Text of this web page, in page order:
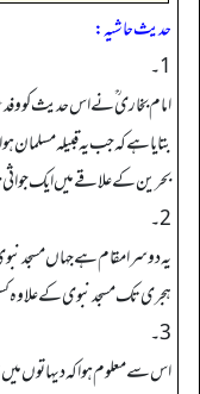
حدیث حاشیہ:
1۔
امام بخاری ؒ نے اس حدیث کو
بتایا ہے کہ جب یہ قبیلہ مسلمان
بحرین کے علاقے میں ایک جواثی
2۔
ہجری تک مسجد نبوی کے علاوہ
3۔
اس سے معلوم ہوا کہ دیہاتوں میں